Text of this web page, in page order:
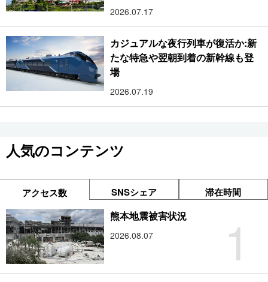
2026.07.17
カジュアルな夜行列車が復活か:新
たな特急や翌朝到着の新幹線も登
場
2026.07.19
人気のコンテンツ
アクセス数 SNSシェア 滞在時間
1
熊本地震被害状況
2026.08.07